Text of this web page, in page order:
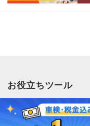
お役立ちツール